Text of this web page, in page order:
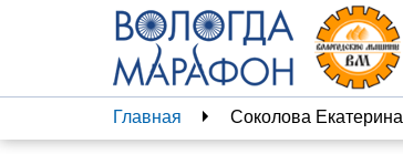
Главная Соколова Екатерина